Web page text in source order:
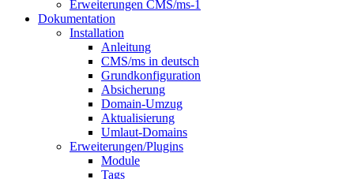
Erweiterungen CMS/ms-1
Dokumentation
Installation
Anleitung
CMS/ms in deutsch
Grundkonfiguration
Absicherung
Domain-Umzug
Aktualisierung
Umlaut-Domains
Erweiterungen/Plugins
Module
Tags